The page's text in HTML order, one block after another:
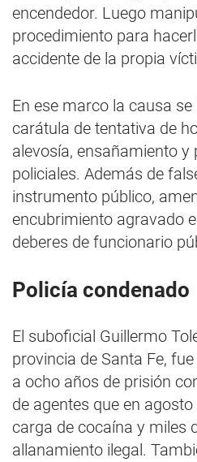
encendedor. Luego
procedimiento para
accidente de la propia
En ese marco la causa
carátula de tentativa de
alevosía, ensañamiento
policiales. Además de
instrumento público,
encubrimiento agravado
deberes de funcionario
Policía condenado
El suboficial Guillermo
provincia de Santa Fe,
a ocho años de prisión
de agentes que en
carga de cocaína y miles
allanamiento ilegal.